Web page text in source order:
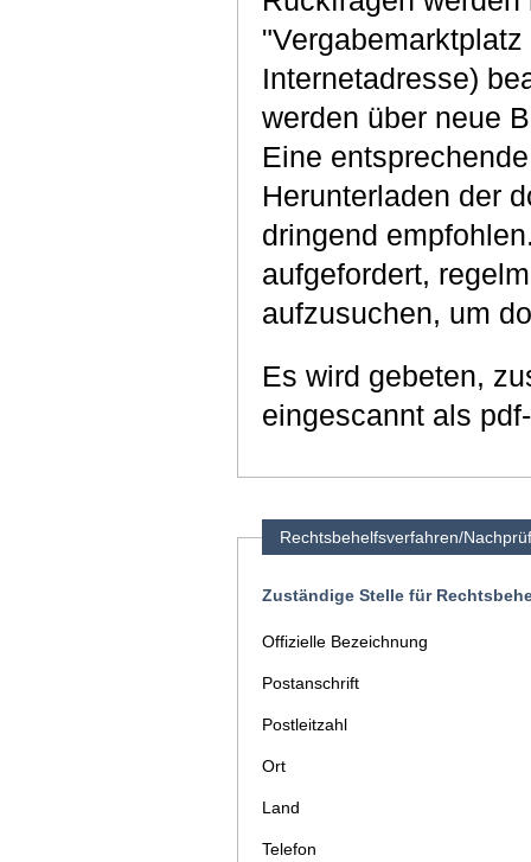
Internetadresse)
werden über neue
Eine
Herunterladen der
dringend
aufgefordert,
aufzusuchen, um
Es wird gebeten,
eingescannt als
Rechtsbehelfsverfahren/
Zuständige Stelle für
Offizielle Bezeichnung
Postanschrift
Postleitzahl
Ort
Land
Telefon